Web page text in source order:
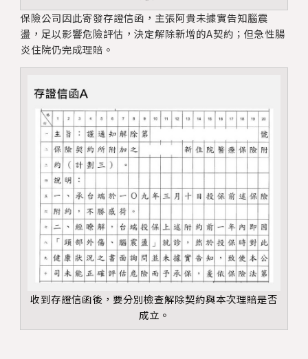
保險公司因此寄發存證信函，主張阿貴未據實告知腦震
盪，足以影響危險評估，決定解除新增的A契約；但急性腸
炎住院仍完成理賠。
收到存證信函後，要分別檢查解除契約與本次理賠是否
成立。